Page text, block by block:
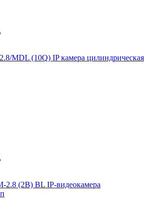
MDL (10Q) IP камера цилиндрическая
2.8 (2B) BL IP-видеокамера